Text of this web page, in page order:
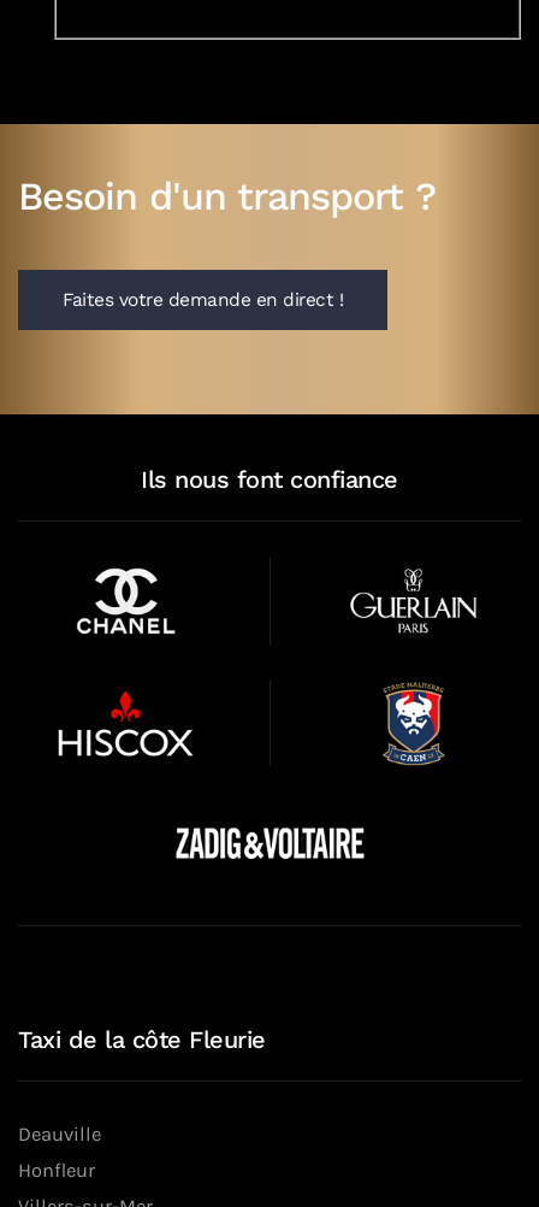
Besoin d'un transport ?
Faites votre demande en direct !
Ils nous font confiance
Taxi de la côte Fleurie
Deauville
Honfleur